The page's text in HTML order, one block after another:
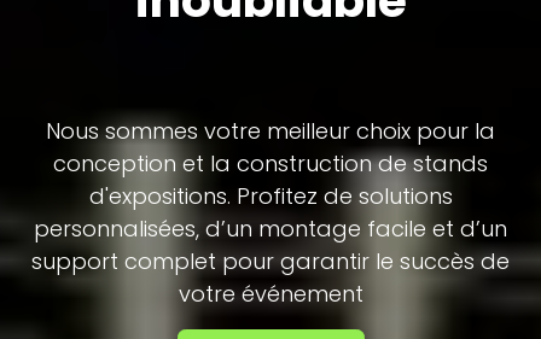
Nous sommes votre meilleur choix pour la
conception et la construction de stands
d'expositions. Profitez de solutions
personnalisées, d’un montage facile et d’un
support complet pour garantir le succès de
votre événement